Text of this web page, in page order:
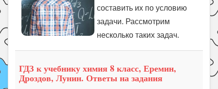
составить их по условию
задачи. Рассмотрим
несколько таких задач.
ГДЗ к учебнику химия 8 класс, Еремин,
Дроздов, Лунин. Ответы на задания